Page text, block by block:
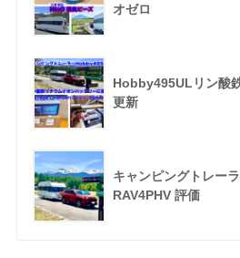
オゼロ
Hobby495ULリン酸
更新
キャンピングトレー
RAV4PHV 評価